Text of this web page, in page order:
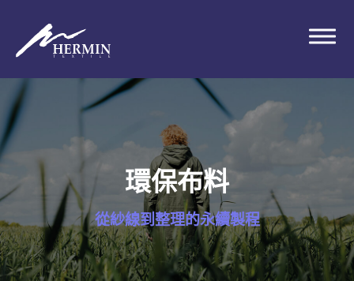
環保布料
從紗線到整理的永續製程